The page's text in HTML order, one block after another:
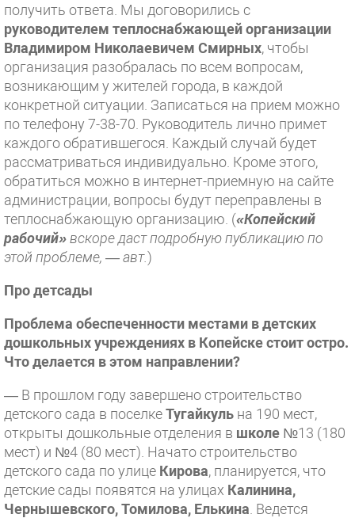
получить ответа. Мы договорились с
руководителем теплоснабжающей организации
Владимиром Николаевичем Смирных, чтобы
организация разобралась по всем вопросам,
возникающим у жителей города, в каждой
конкретной ситуации. Записаться на прием можно
по телефону 7-38-70. Руководитель лично примет
каждого обратившегося. Каждый случай будет
рассматриваться индивидуально. Кроме этого,
обратиться можно в интернет-приемную на сайте
администрации, вопросы будут переправлены в
теплоснабжающую организацию. («Копейский
рабочий»вскоре даст подробную публикацию по
этой проблеме, — авт.)
Про детсады
Проблема обеспеченности местами в детских
дошкольных учреждениях в Копейске стоит остро.
Что делается в этом направлении?
— В прошлом году завершено строительство
детского сада в поселкеТугайкуль на 190 мест,
открыты дошкольные отделения в школе №13 (180
мест) и №4 (80 мест). Начато строительство
детского сада по улице Кирова, планируется, что
детские сады появятся на улицах Калинина,
Чернышевского, Томилова, Елькина . Ведется